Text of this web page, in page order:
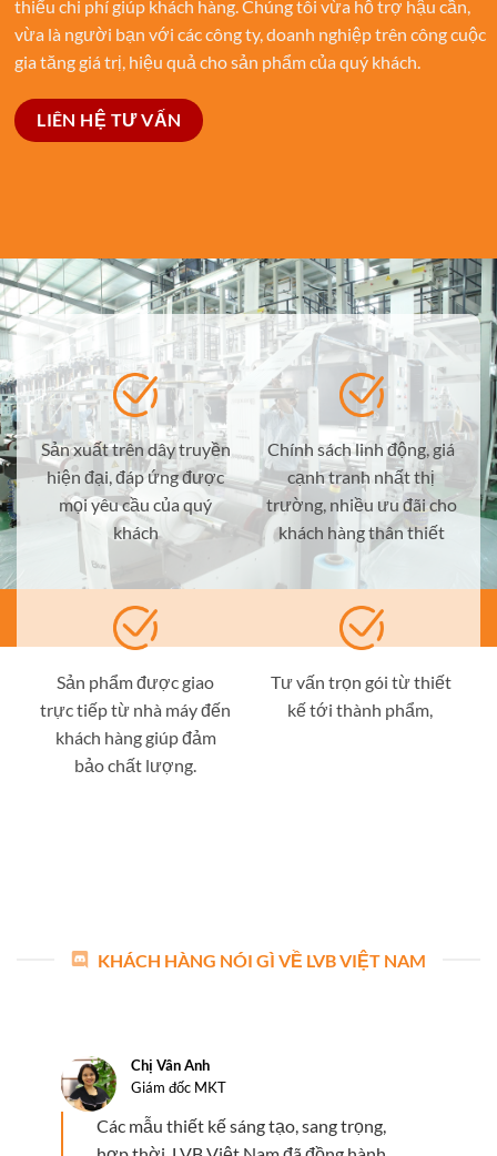
thiểu chi phí giúp khách hàng. Chúng tôi vừa hỗ trợ hậu cần,
vừa là người bạn với các công ty, doanh nghiệp trên công cuộc
gia tăng giá trị, hiệu quả cho sản phẩm của quý khách.
LIÊN HỆ TƯ VẤN
Sản xuất trên dây truyền
hiện đại, đáp ứng được
mọi yêu cầu của quý
khách
Chính sách linh động, giá
cạnh tranh nhất thị
trường, nhiều ưu đãi cho
khách hàng thân thiết
Sản phẩm được giao
trực tiếp từ nhà máy đến
khách hàng giúp đảm
bảo chất lượng.
Tư vấn trọn gói từ thiết
kế tới thành phẩm,
KHÁCH HÀNG NÓI GÌ VỀ LVB VIỆT NAM
Chị Vân Anh
Giám đốc MKT
Các mẫu thiết kế sáng tạo, sang trọng,